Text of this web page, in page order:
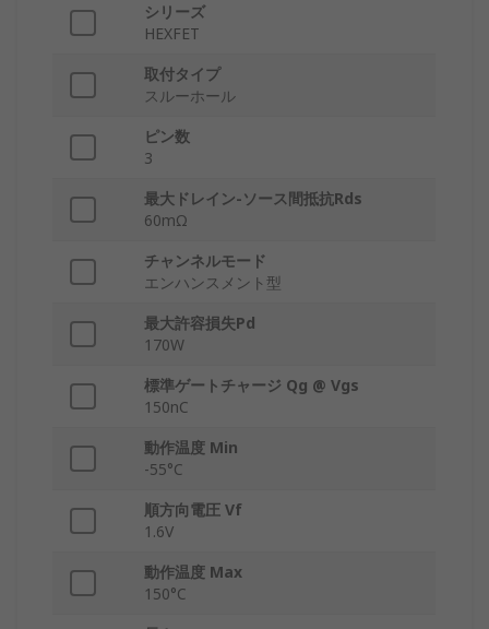
シリーズ
HEXFET
取付タイプ
スルーホール
ピン数
3
最大ドレイン-ソース間抵抗Rds
60mΩ
チャンネルモード
エンハンスメント型
最大許容損失Pd
170W
標準ゲートチャージ Qg @ Vgs
150nC
動作温度 Min
-55°C
順方向電圧 Vf
1.6V
動作温度 Max
150°C